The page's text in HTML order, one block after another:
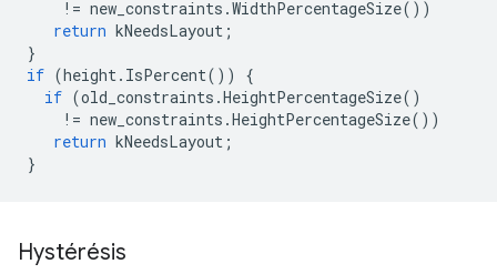
!= new_constraints .WidthPercentageSize())
return kNeedsLayout ;
}
if (height. IsPercent())
{
if (old_constraints .HeightPercentageSize()
!= new_constraints .HeightPercentageSize())
return kNeedsLayout ;
}
Hystérésis